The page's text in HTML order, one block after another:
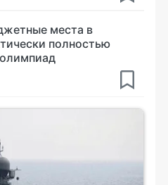
места в
полностью